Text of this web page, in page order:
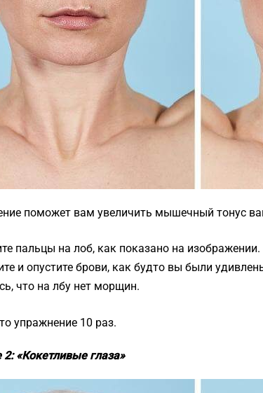
поможет вам увеличить мышечный тонус
пальцы на лоб, как показано на изображении.
и опустите брови, как будто вы были
что на лбу нет морщин.
упражнение 10 раз.
«Кокетливые глаза»